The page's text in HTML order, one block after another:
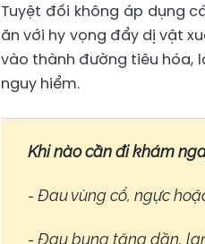
Tuyệt đối không áp dụng
ăn với hy vọng đẩy dị vật
vào thành đường tiêu hóa,
nguy hiểm.
Khi nào cần đi khám
- Đau vùng cổ, ngực
- Đau bụng tăng dần,